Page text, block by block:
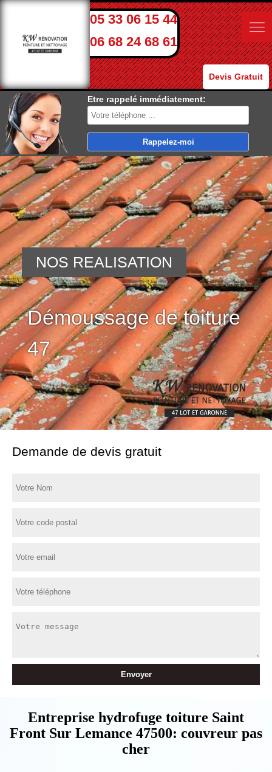
05 33 06 15 44
06 68 24 68 61
Devis Gratuit
Etre rappelé immédiatement:
Démoussage de toiture
47
NOS REALISATION
Demande de devis gratuit
Entreprise hydrofuge toiture Saint
Front Sur Lemance 47500: couvreur pas
cher